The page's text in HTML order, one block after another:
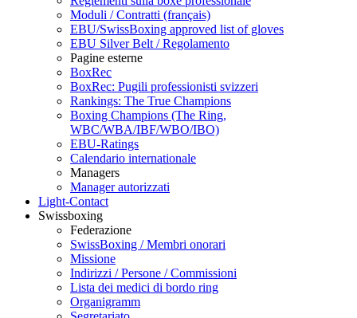
Moduli / Contratti (français)
EBU/SwissBoxing approved list of gloves
EBU Silver Belt / Regolamento
Pagine esterne
BoxRec
BoxRec: Pugili professionisti svizzeri
Rankings: The True Champions
Boxing Champions (The Ring,
WBC/WBA/IBF/WBO/IBO)
EBU-Ratings
Calendario internationale
Managers
Manager autorizzati
Light-Contact
Swissboxing
Federazione
SwissBoxing / Membri onorari
Missione
Indirizzi / Persone / Commissioni
Lista dei medici di bordo ring
Organigramm